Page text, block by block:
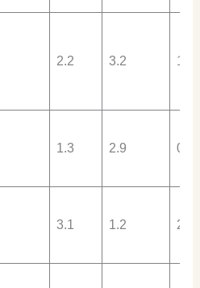
2.2 3.2 1.3
1.3 2.9 0.7
3.1 1.2 2.9